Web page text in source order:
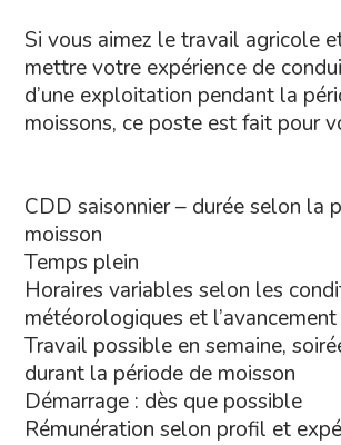
Si vous aimez le travail agricole
mettre votre expérience de
d’une exploitation pendant la
moissons, ce poste est fait pour
CDD saisonnier – durée selon la
moisson
Temps plein
Horaires variables selon les
météorologiques et
Travail possible en semaine,
durant la période de moisson
Démarrage : dès que possible
Rémunération selon profil et